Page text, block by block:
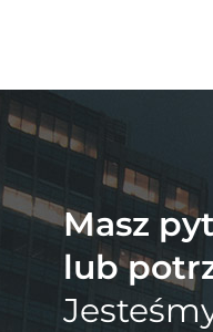
Masz
lub